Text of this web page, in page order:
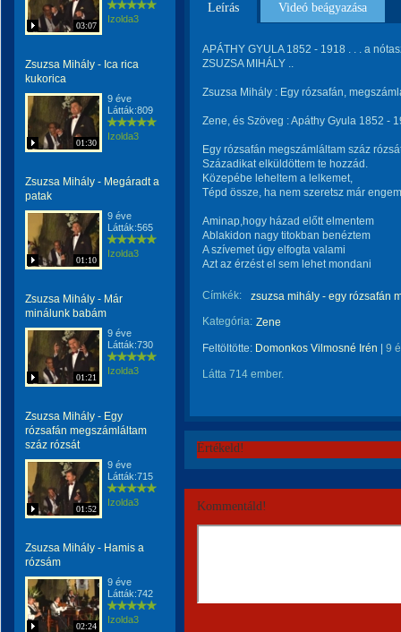
03:07
Izolda3
Zsuzsa Mihály - Ica rica
kukorica
01:30
9 éve
Látták:809
Izolda3
Zsuzsa Mihály - Megáradt a
patak
01:10
9 éve
Látták:565
Izolda3
Zsuzsa Mihály - Már
minálunk babám
01:21
9 éve
Látták:730
Izolda3
Zsuzsa Mihály - Egy
rózsafán megszámláltam
száz rózsát
01:52
9 éve
Látták:715
Izolda3
Zsuzsa Mihály - Hamis a
rózsám
02:24
9 éve
Látták:742
Izolda3
Leírás Videó beágyazása
APÁTHY GYULA 1852 - 1918 . . . a
ZSUZSA MIHÁLY ..
Zsuzsa Mihály : Egy rózsafán,
Zene, és Szöveg : Apáthy Gyula 1852 -
Egy rózsafán megszámláltam száz
Századikat elküldöttem te hozzád.
Közepébe leheltem a lelkemet,
Tépd össze, ha nem szeretsz már
Aminap,hogy házad előtt elmentem
Ablakidon nagy titokban benéztem
A szívemet úgy elfogta valami
Azt az érzést el sem lehet mondani
Címkék:
zsuzsa mihály - egy rózsafán
Kategória: Zene
Feltöltötte: Domonkos Vilmosné Irén 9
Látta 714 ember.
Értékeld!
Kommentáld!